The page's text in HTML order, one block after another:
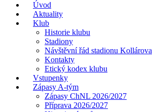
Úvod
Aktuality
Klub
Historie klubu
Stadiony
Návštěvní řád stadionu Kollárova
Kontakty
Etický kodex klubu
Vstupenky
Zápasy A-tým
Zápasy ChNL 2026/2027
Příprava 2026/2027